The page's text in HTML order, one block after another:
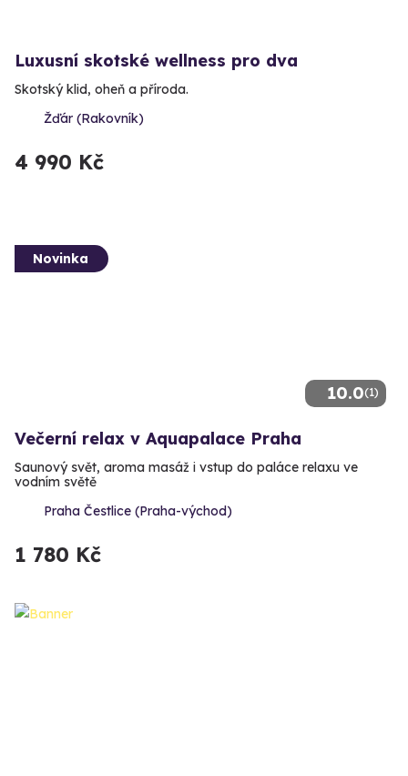
Luxusní skotské wellness pro dva
Skotský klid, oheň a příroda.
Žďár (Rakovník)
4 990 Kč
10.0(1)
Novinka
Večerní relax v Aquapalace Praha
Saunový svět, aroma masáž i vstup do paláce relaxu ve
vodním světě
Praha Čestlice (Praha-východ)
1 780 Kč